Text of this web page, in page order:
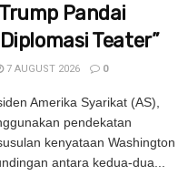
Pandai
Teater”
7 AUGUST 2026 0
Amerika Syarikat (AS),
pendekatan
kenyataan Washington
antara kedua-dua...